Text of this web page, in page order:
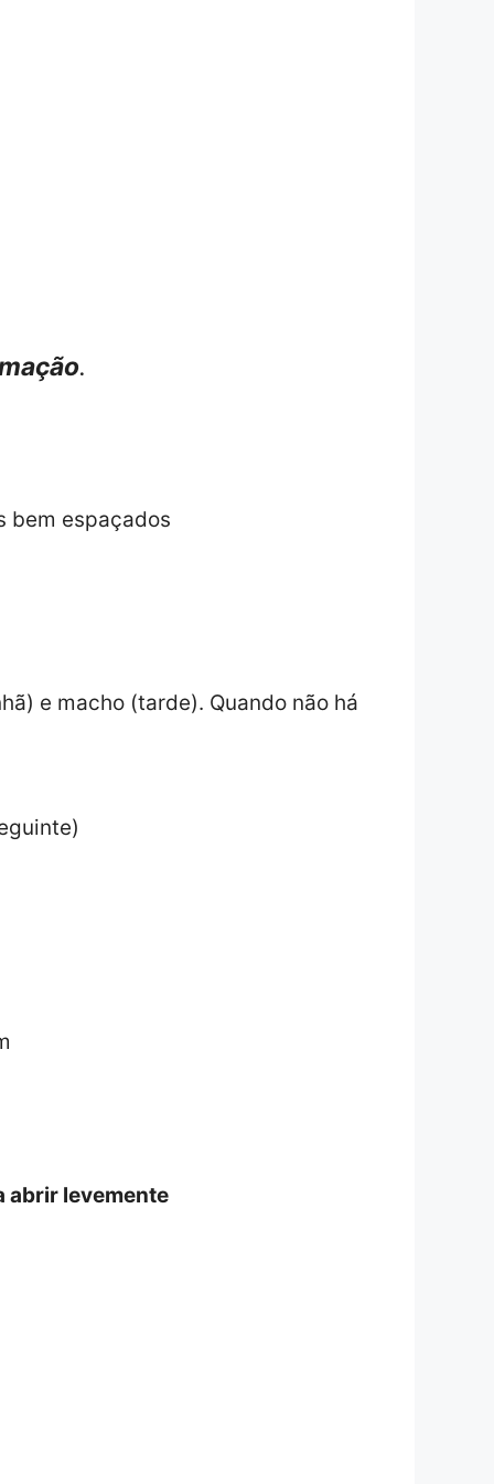
.
bem espaçados
e macho (tarde). Quando não há
abrir levemente